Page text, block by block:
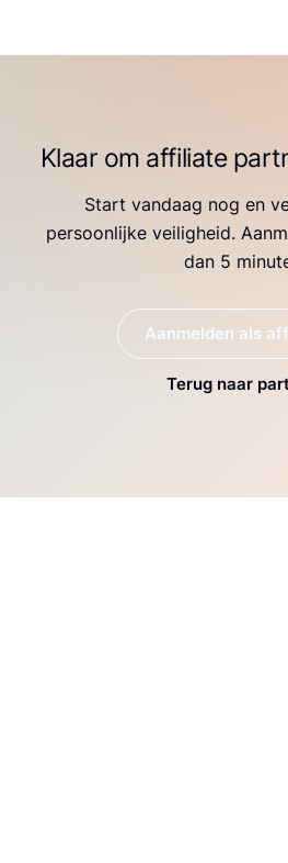
Klaar om affiliate
Start vandaag nog en
persoonlijke veiligheid.
dan 5
Aanmelden als
Terug naar